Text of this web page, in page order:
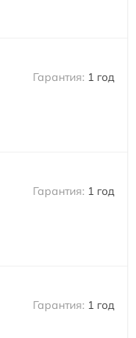
1 год
1 год
1 год